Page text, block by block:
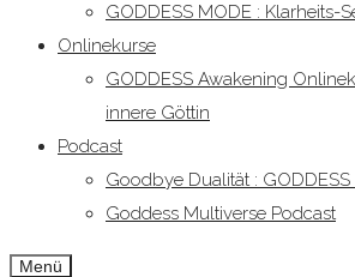
GODDESS MODE : Klarheits-
Onlinekurse
GODDESS Awakening
innere Göttin
Podcast
Goodbye Dualität : GODDESS
Goddess Multiverse Podcast
Menü